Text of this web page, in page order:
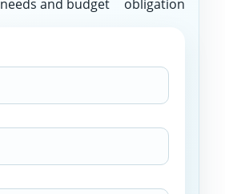
needs and budget
obligation